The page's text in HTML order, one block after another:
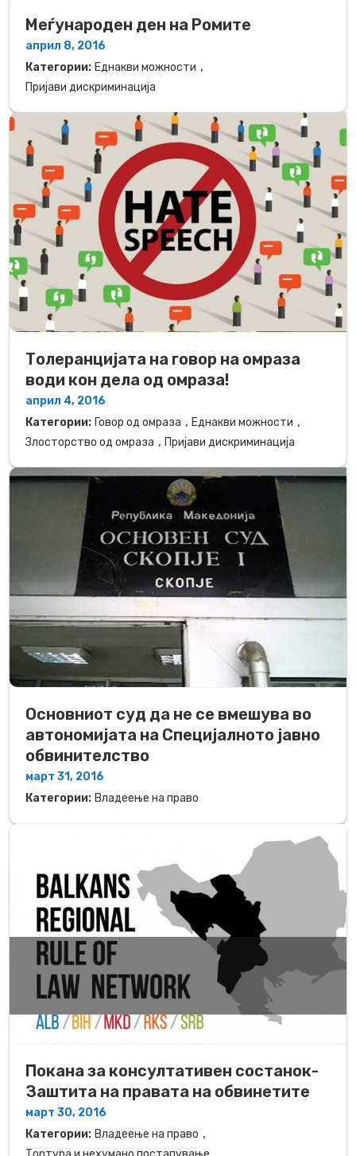
Mеѓународен ден на Ромите
април 8, 2016
Категории: Еднакви можности ,
Пријави дискриминација
Толеранцијата на говор на омраза
води кон дела од омраза!
април 4, 2016
Категории: Говор од омраза , Еднакви можности ,
Злосторство од омраза , Пријави дискриминација
Основниот суд да не се вмешува во
автономијата на Специјалното јавно
обвинителство
март 31, 2016
Категории: Владеење на право
Покана за консултативен состанок-
Заштита на правата на обвинетите
март 30, 2016
Категории: Владеење на право ,